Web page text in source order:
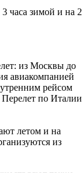
часа зимой и на 2
из Москвы до
авиакомпанией
рейсом
по Италии
летом и на
из